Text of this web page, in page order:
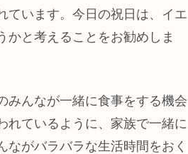
ています。今日の祝日は、イエ
かと考えることをお勧めしま
みんなが一緒に食事をする機会
れているように、家族で一緒に
がバラバラな生活時間をおく